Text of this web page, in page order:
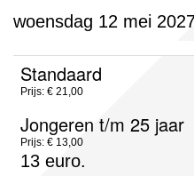
woensdag 12 mei
Standaard
Prijs: € 21,00
Jongeren t/m 25 jaar
Prijs: € 13,00
13 euro.